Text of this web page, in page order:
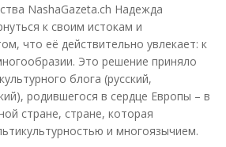
NashaGazeta.ch Надежда
к своим истокам и
что её действительно увлекает: к
Это решение приняло
блога (русский,
родившегося в сердце Европы – в
стране, стране, которая
и многоязычием.